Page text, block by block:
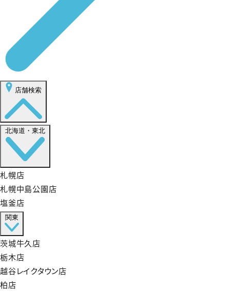
店舗検索
北海道・東北
札幌店
札幌中島公園店
塩釜店
関東
茨城牛久店
栃木店
越谷レイクタウン店
柏店